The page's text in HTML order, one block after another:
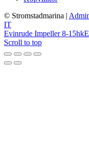
© Stromstadmarina |
IT
Evinrude Impeller 8-15hk
Scroll to top